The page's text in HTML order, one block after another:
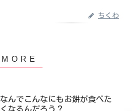
ちくわ
なんでこんなにもお餅が食べた
くなるんだろう？